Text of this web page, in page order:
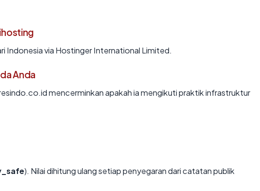
Indonesia via Hostinger International Limited.
Anda
mencerminkan apakah ia mengikuti praktik infrastruktur
). Nilai dihitung ulang setiap penyegaran dari catatan publik